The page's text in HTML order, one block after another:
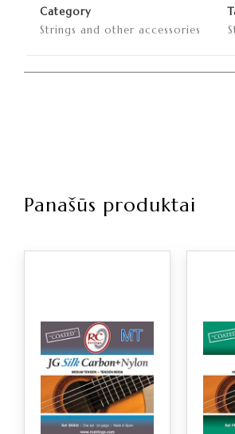
Category
Strings and other accessories
Panašūs produktai